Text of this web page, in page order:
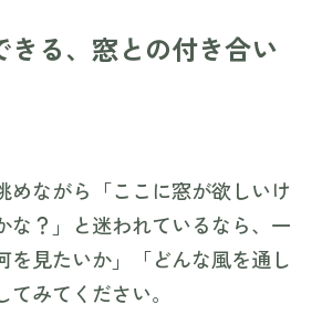
きる、窓との付き合い
めながら「ここに窓が欲しいけ
な？」と迷われているなら、一
を見たいか」「どんな風を通し
みてください。